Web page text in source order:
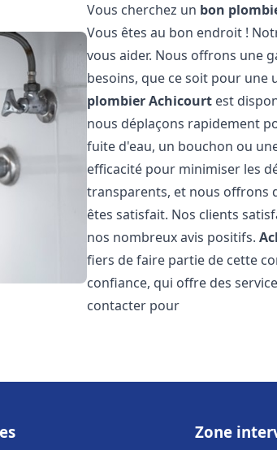
Vous cherchez un bon
Vous êtes au bon endroit !
vous aider. Nous offrons une
besoins, que ce soit pour
plombierAchicourt est
nous déplaçons rapidement
fuite d'eau, un bouchon ou
efficacité pour minimiser les
transparents, et nous offrons
êtes satisfait. Nos clients
nos nombreux avis positifs.
fiers de faire partie de cette
confiance, qui offre des
contacter pour
Zone